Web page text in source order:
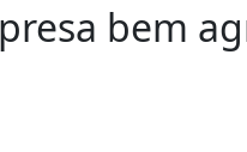
bem